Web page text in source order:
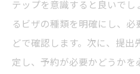
テップを意識すると良いで
るビザの種類を明確にし、
どで確認します。次に、提
定し、予約が必要かどうかを